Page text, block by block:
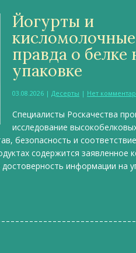
Йогурты и
правда о белке
упаковке
03.08.2026 | Десерты | Нет
Специалисты Роскачества
исследование
безопасность и
содержится заявленное
информации на